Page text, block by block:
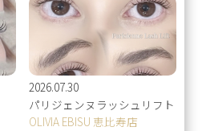
2026.07.30
パリジェンヌラッシュリフト
OLIVIA EBISU 恵比寿店